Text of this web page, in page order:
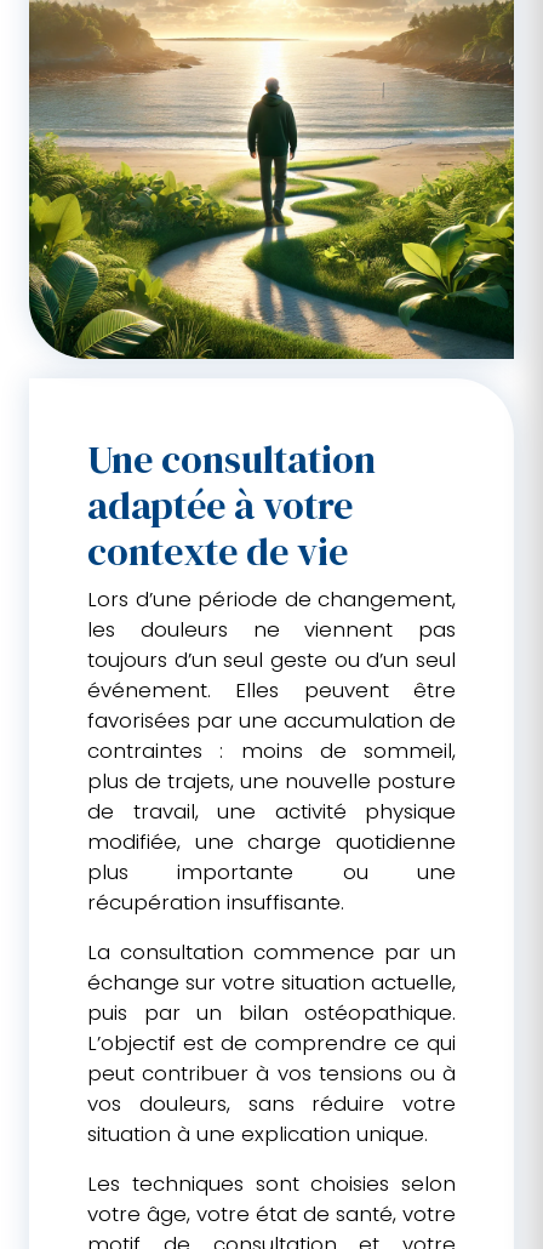
Une consultation
adaptée à votre
contexte de vie
Lors d’une période de changement,
les douleurs ne viennent pas
toujours d’un seul geste ou d’un seul
événement. Elles peuvent être
favorisées par une accumulation de
contraintes : moins de sommeil,
plus de trajets, une nouvelle posture
de travail, une activité physique
modifiée, une charge quotidienne
plus importante ou une
récupération insuffisante.
La consultation commence par un
échange sur votre situation actuelle,
puis par un bilan ostéopathique.
L’objectif est de comprendre ce qui
peut contribuer à vos tensions ou à
vos douleurs, sans réduire votre
situation à une explication unique.
Les techniques sont choisies selon
votre âge, votre état de santé, votre